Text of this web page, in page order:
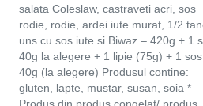
salata Coleslaw, castraveti acri, sos
rodie, rodie, ardei iute murat, 1/2
uns cu sos iute si Biwaz – 420g + 1
40g la alegere + 1 lipie (75g) + 1 sos
40g (la alegere) Produsul contine:
gluten, lapte, mustar, susan, soia *